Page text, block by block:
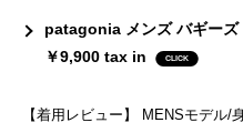
patagonia メンズ バギー
￥9,900 tax in
【着用レビュー】 MENSモデル/